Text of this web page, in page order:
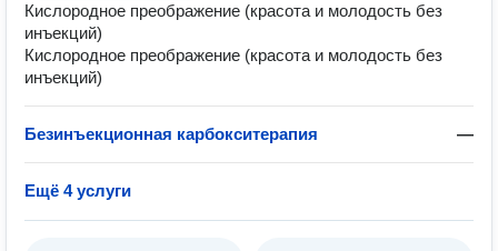
Кислородное преображение (красота и молодость без
инъекций)
Кислородное преображение (красота и молодость без
инъекций)
Безинъекционная карбокситерапия —
Ещё 4 услуги